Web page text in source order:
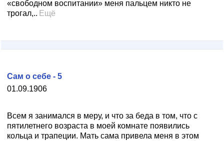
«свободном воспитании» меня пальцем никто не
трогал,.. Ещё
01.09.1906
Сам о себе - 5
Всем я занимался в меру, и что за беда в том, что с
пятилетнего возраста в моей комнате появились
кольца и трапеции. Мать сама привела меня в этом